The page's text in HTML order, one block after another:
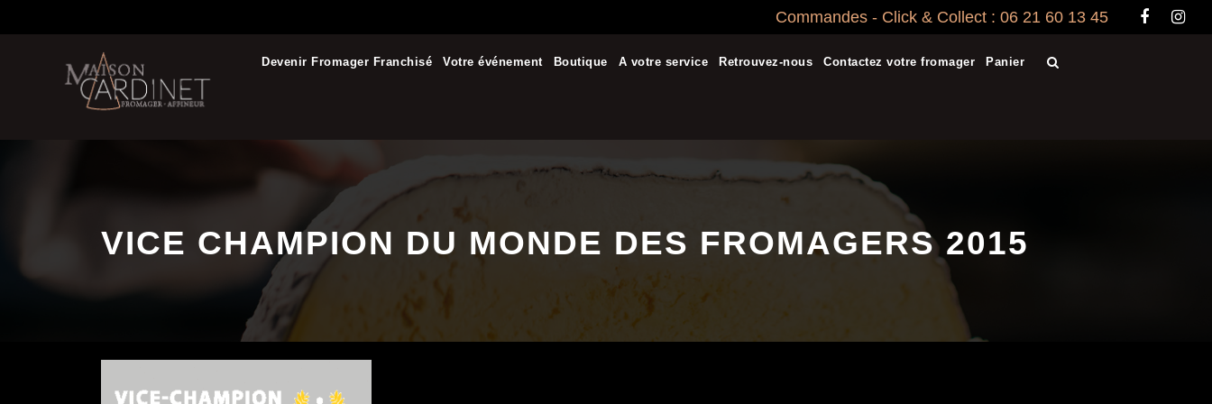
Commandes - Click & Collect : 06 21 60 13 45
Devenir Fromager Franchisé Votre événement Boutique A votre service Retrouvez-nous Contactez votre fromager Panier
VICE CHAMPION DU MONDE DES FROMAGERS 2015